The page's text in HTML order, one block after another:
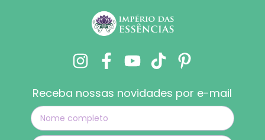
Receba nossas novidades por e-mail